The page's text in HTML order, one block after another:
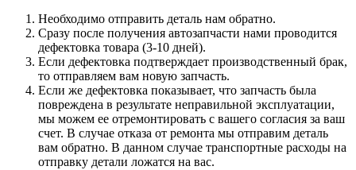
Необходимо отправить деталь нам обратно.
Сразу после получения автозапчасти нами проводится
дефектовка товара (3-10 дней).
Если дефектовка подтверждает производственный брак,
то отправляем вам новую запчасть.
Если же дефектовка показывает, что запчасть была
повреждена в результате неправильной эксплуатации,
мы можем ее отремонтировать с вашего согласия за ваш
счет. В случае отказа от ремонта мы отправим деталь
вам обратно. В данном случае транспортные расходы на
отправку детали ложатся на вас.